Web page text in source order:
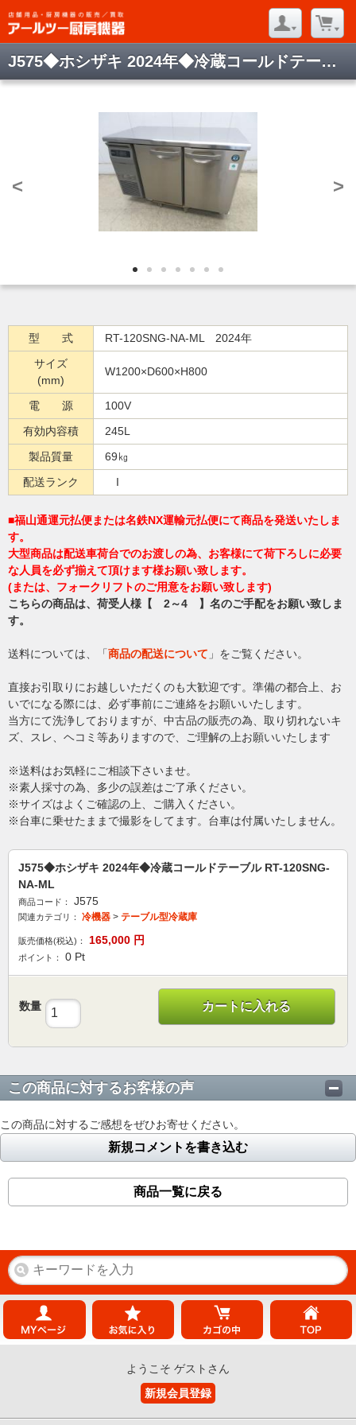
J575◆ホシザキ 2024年◆冷蔵コールドテーブル RT-120SNG-NA-ML
< >
型 式
RT-120SNG-NA-ML 2024年
サイズ
(mm)
W1200×D600×H800
電 源
100V
有効内容積
245L
製品質量
69㎏
配送ランク
I
■福山通運元払便または名鉄NX運輸元払便にて商品を発送いたしま
す。
大型商品は配送車荷台でのお渡しの為、お客様にて荷下ろしに必要
な人員を必ず揃えて頂けます様お願い致します。
(または、フォークリフトのご用意をお願い致します)
こちらの商品は、荷受人様【 2～4 】名のご手配をお願い致しま
す。
送料については、「商品の配送について 」をご覧ください。
直接お引取りにお越しいただくのも大歓迎です。準備の都合上、お
いでになる際には、必ず事前にご連絡をお願いいたします。
当方にて洗浄しておりますが、中古品の販売の為、取り切れないキ
ズ、スレ、ヘコミ等ありますので、ご理解の上お願いいたします
※送料はお気軽にご相談下さいませ。
※素人採寸の為、多少の誤差はご了承ください。
※サイズはよくご確認の上、ご購入ください。
※台車に乗せたままで撮影をしてます。台車は付属いたしません。
J575◆ホシザキ 2024年◆冷蔵コールドテーブル RT-120SNG-
NA-ML
商品コード： J575
関連カテゴリ： 冷機器 > テーブル型冷蔵庫
販売価格(税込)： 165,000 円
ポイント： 0 Pt
数量 カートに入れる
この商品に対するお客様の声
この商品に対するご感想をぜひお寄せください。
新規コメントを書き込む
商品一覧に戻る
ようこそ ゲストさん
新規会員登録